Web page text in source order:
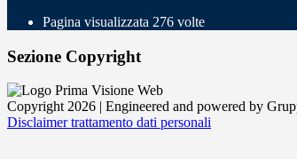
Pagina visualizzata 276 volte
Sezione Copyright
Copyright 2026 | Engineered and powered by
Disclaimer trattamento dati personali